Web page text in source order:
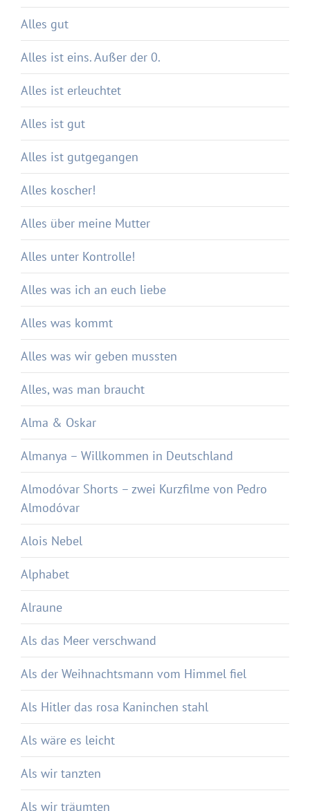
Alles gut
Alles ist eins. Außer der 0.
Alles ist erleuchtet
Alles ist gut
Alles ist gutgegangen
Alles koscher!
Alles über meine Mutter
Alles unter Kontrolle!
Alles was ich an euch liebe
Alles was kommt
Alles was wir geben mussten
Alles, was man braucht
Alma & Oskar
Almanya – Willkommen in Deutschland
Almodóvar Shorts – zwei Kurzfilme von Pedro
Almodóvar
Alois Nebel
Alphabet
Alraune
Als das Meer verschwand
Als der Weihnachtsmann vom Himmel fiel
Als Hitler das rosa Kaninchen stahl
Als wäre es leicht
Als wir tanzten
Als wir träumten